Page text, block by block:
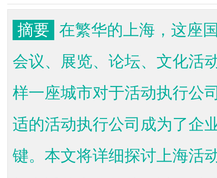
摘要 在繁华的上海，这座
会议、展览、论坛、文化活
样一座城市对于活动执行公
适的活动执行公司成为了企
键。本文将详细探讨上海活